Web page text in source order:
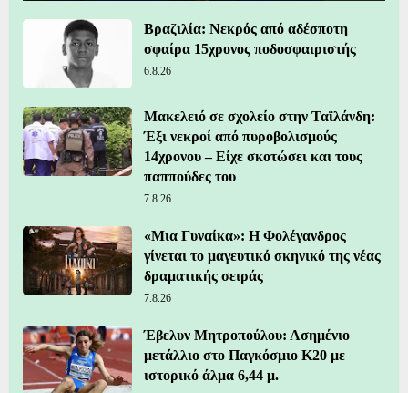
Βραζιλία: Νεκρός από αδέσποτη
σφαίρα 15χρονος ποδοσφαιριστής
6.8.26
Μακελειό σε σχολείο στην Ταϊλάνδη:
Έξι νεκροί από πυροβολισμούς
14χρονου – Είχε σκοτώσει και τους
παππούδες του
7.8.26
«Μια Γυναίκα»: Η Φολέγανδρος
γίνεται το μαγευτικό σκηνικό της νέας
δραματικής σειράς
7.8.26
Έβελυν Μητροπούλου: Ασημένιο
μετάλλιο στο Παγκόσμιο Κ20 με
ιστορικό άλμα 6,44 μ.